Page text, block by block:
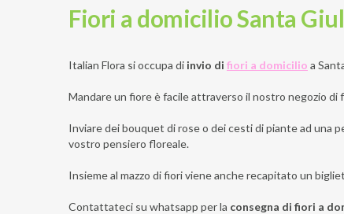
Fiori a domicilio Santa
Italian Flora si occupa di invio di fiori a domicilio a
Mandare un fiore è facile attraverso il nostro negozio di
Inviare dei bouquet di rose o dei cesti di piante ad una
vostro pensiero floreale.
Insieme al mazzo di fiori viene anche recapitato un
Contattateci su whatsapp per la consegna di fiori a